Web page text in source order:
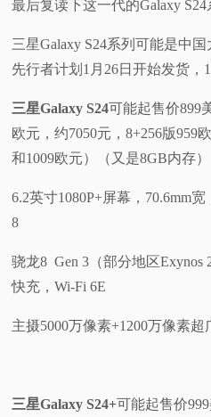
最后复读下这一代的Galaxy S24
三星Galaxy S24系列可能是中
先行者计划1月26日开始发货，1
三星Galaxy S24可能起售价899
欧元，约7050元，8+256版959
和1009欧元）（又是8GB内存）
6.2英寸1080P+屏幕，70.6mm
8
骁龙8 Gen 3（部分地区Exynos
快充，Wi-Fi 6E
主摄5000万像素+1200万像素
三星Galaxy S24+可能起售价